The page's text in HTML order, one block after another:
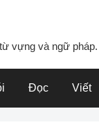
vựng và ngữ pháp.
Đọc Viết